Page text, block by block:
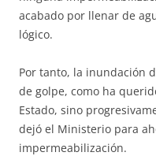
acabado por llenar de
lógico.
Por tanto, la inundación
de golpe, como ha
Estado, sino
dejó el Ministerio para
impermeabilización.